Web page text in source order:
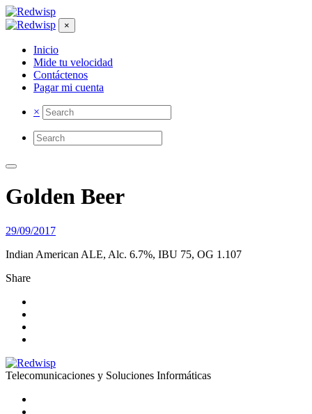
×
Inicio
Mide tu velocidad
Contáctenos
Pagar mi cuenta
×
Golden Beer
29/09/2017
Indian American ALE, Alc. 6.7%, IBU 75, OG 1.107
Share
Telecomunicaciones y Soluciones Informáticas